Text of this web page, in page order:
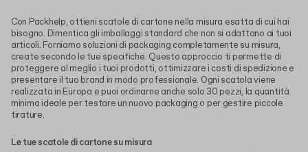
Con Packhelp, ottieni scatole di cartone nella misura esatta di cui hai
bisogno. Dimentica gli imballaggi standard che non si adattano ai tuoi
articoli. Forniamo soluzioni di packaging completamente su misura,
create secondo le tue specifiche. Questo approccio ti permette di
proteggere al meglio i tuoi prodotti, ottimizzare i costi di spedizione e
presentare il tuo brand in modo professionale. Ogni scatola viene
realizzata in Europa e puoi ordinarne anche solo 30 pezzi, la quantità
minima ideale per testare un nuovo packaging o per gestire piccole
tirature.
Le tue scatole di cartone su misura